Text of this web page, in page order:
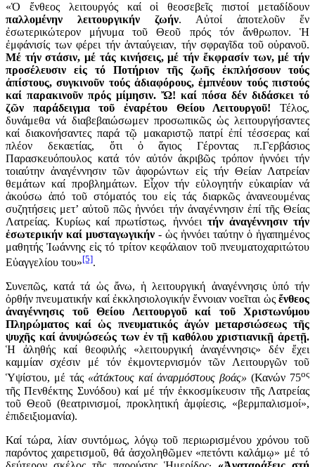
«Ὁ ἔνθεος λειτουργός καί οἱ θεοσεβεῖς πιστοί μεταδίδουν
παλλομένην λειτουργικήν ζωήν. Αὐτοί ἀποτελοῦν ἕν
ἐσωτερικώτερον μήνυμα τοῦ Θεοῦ πρός τόν ἄνθρωπον. Ἡ
ἐμφάνισίς των φέρει τήν ἀνταύγειαν, τήν σφραγῖδα τοῦ οὐρανοῦ.
Μέ τήν στάσιν, μέ τάς κινήσεις, μέ τήν ἔκφρασίν των, μέ τήν
προσέλευσιν εἰς τό Ποτήριον τῆς ζωῆς ἐκπλήσσουν τούς
ἀπίστους, συγκινοῦν τούς ἀδιαφόρους, ἐμπνέουν τούς πιστούς
καί παρακινοῦν πρός μίμησιν. Ὤ! καί πόσα δέν διδάσκει τό
ζῶν παράδειγμα τοῦ ἐναρέτου Θείου Λειτουργοῦ! Τέλος,
δυνάμεθα νά διαβεβαιώσωμεν προσωπικῶς ὡς λειτουργήσαντες
καί διακονήσαντες παρά τῷ μακαριστῷ πατρί ἐπί τέσσερας καί
πλέον δεκαετίας, ὅτι ὁ ἅγιος Γέροντας π.Γερβάσιος
Παρασκευόπουλος κατά τόν αὐτόν ἀκριβῶς τρόπον ἠννόει τήν
τοιαύτην ἀναγέννησιν τῶν ἀφορώντων εἰς τήν Θείαν Λατρείαν
θεμάτων καί προβλημάτων. Εἶχον τήν εὐλογητήν εὐκαιρίαν νά
ἀκούσω ἀπό τοῦ στόματός του εἰς τάς διαρκῶς ἀνανεουμένας
συζητήσεις μετ’ αὐτοῦ πῶς ἠννόει τήν ἀναγέννησιν ἐπί τῆς Θείας
Λατρείας. Κυρίως καί πρωτίστως, ἠννόει τήν ἀναγέννησιν τήν
ἐσωτερικήν καί μυσταγωγικήν - ὡς ἠννόει ταύτην ὁ ἠγαπημένος
μαθητής Ἰωάννης εἰς τό τρίτον κεφάλαιον τοῦ πνευματοχαριτώτου
Εὐαγγελίου του»[5].
Συνεπῶς, κατά τά ὡς ἄνω, ἡ λειτουργική ἀναγέννησις ὑπό τήν
ὀρθήν πνευματικήν καί ἐκκλησιολογικήν ἔννοιαν νοεῖται ὡς ἔνθεος
ἀναγέννησις τοῦ Θείου Λειτουργοῦ καί τοῦ Χριστωνύμου
Πληρώματος καί ὡς πνευματικός ἀγών μεταρσιώσεως τῆς
ψυχῆς καί ἀνυψώσεώς των ἐν τῇ καθόλου χριστιανικῇ ἀρετῇ.
Ἡ ἀληθής καί θεοφιλής «λειτουργική ἀναγέννησις» δέν ἔχει
καμμίαν σχέσιν μέ τόν ἐκμοντερνισμόν τῶν Λειτουργῶν τοῦ
Ὑψίστου, μέ τάς «ἀτάκτους καί ἀναρμόστους βοάς» (Κανών 75ος
τῆς Πενθέκτης Συνόδου) καί μέ τήν ἐκκοσμίκευσιν τῆς Λατρείας
τοῦ Θεοῦ (θεατρινισμοί, προκλητική ἀμφίεσις, «βερμπαλισμοί»,
ἐπιδειξιομανία).
Καί τώρα, λίαν συντόμως, λόγῳ τοῦ περιωρισμένου χρόνου τοῦ
παρόντος χαιρετισμοῦ, θά ἀσχοληθῶμεν «πετόντι καλάμῳ» μέ τό